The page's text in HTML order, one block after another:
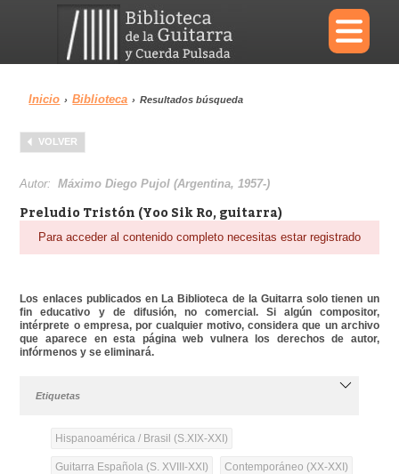
×
Menu
Biblioteca Diccionario
Inicio › Biblioteca › Resultados búsqueda
VOLVER
Autor:Máximo Diego Pujol (Argentina, 1957-)
Preludio Tristón (Yoo Sik Ro, guitarra)
Para acceder al contenido completo necesitas estar registrado
Los enlaces publicados en La Biblioteca de la Guitarra solo tienen un
fin educativo y de difusión, no comercial. Si algún compositor,
intérprete o empresa, por cualquier motivo, considera que un archivo
que aparece en esta página web vulnera los derechos de autor,
infórmenos y se eliminará.
Etiquetas
Hispanoamérica / Brasil (S.XIX-XXI)
Guitarra Española (S. XVIII-XXI) Contemporáneo (XX-XXI)